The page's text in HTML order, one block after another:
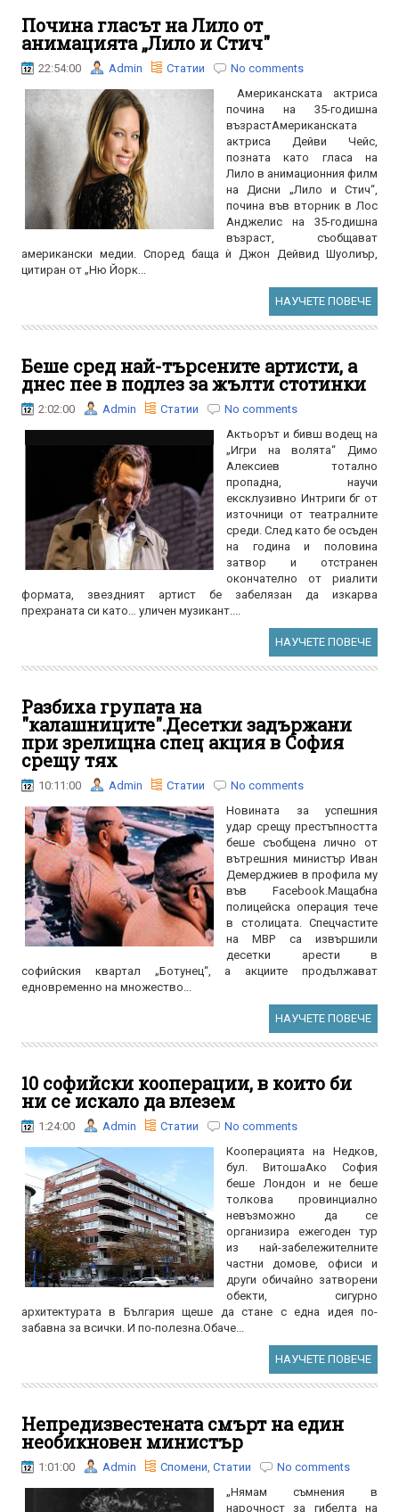
Почина гласът на Лило от
анимацията „Лило и Стич"
22:54:00 Admin Статии
No comments
Американската актриса
почина на 35-годишна
възрастАмериканската
актриса Дейви Чейс,
позната като гласа на
Лило в анимационния филм
на Дисни „Лило и Стич“,
почина във вторник в Лос
Анджелис на 35-годишна
възраст, съобщават
американски медии. Според баща ѝ Джон Дейвид Шуолиър,
цитиран от „Ню Йорк...
НАУЧЕТЕ ПОВЕЧЕ
Беше сред най-търсените артисти, а
днес пее в подлез за жълти стотинки
2:02:00 Admin Статии
No comments
Актьорът и бивш водещ на
„Игри на волята“ Димо
Алексиев тотално
пропадна, научи
ексклузивно Интриги бг от
източници от театралните
среди. След като бе осъден
на година и половина
затвор и отстранен
окончателно от риалити
формата, звездният артист бе забелязан да изкарва
прехраната си като… уличен музикант....
НАУЧЕТЕ ПОВЕЧЕ
Разбиха групата на
"калашниците".Десетки задържани
при зрелищна спец акция в София
срещу тях
10:11:00 Admin Статии
No comments
Новината за успешния
удар срещу престъпността
беше съобщена лично от
вътрешния министър Иван
Демерджиев в профила му
във Facebook.Мащабна
полицейска операция тече
в столицата. Спецчастите
на МВР са извършили
десетки арести в
софийския квартал „Ботунец“, а акциите продължават
едновременно на множество...
НАУЧЕТЕ ПОВЕЧЕ
10 софийски кооперации, в които би
ни се искало да влезем
1:24:00 Admin Статии
No comments
Кооперацията на Недков,
бул. ВитошаАко София
беше Лондон и не беше
толкова провинциално
невъзможно да се
организира ежегоден тур
из най-забележителните
частни домове, офиси и
други обичайно затворени
обекти, сигурно
архитектурата в България щеше да стане с една идея по-
забавна за всички. И по-полезна.Обаче...
НАУЧЕТЕ ПОВЕЧЕ
Непредизвестената смърт на един
необикновен министър
1:01:00 Admin Спомени Статии
No comments
„Нямам съмнения в
нарочност за гибелта на